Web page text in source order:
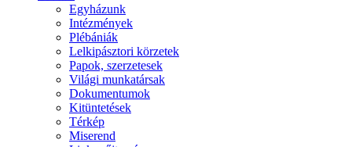
Egyházunk
Intézmények
Plébániák
Lelkipásztori körzetek
Papok, szerzetesek
Világi munkatársak
Dokumentumok
Kitüntetések
Térkép
Miserend